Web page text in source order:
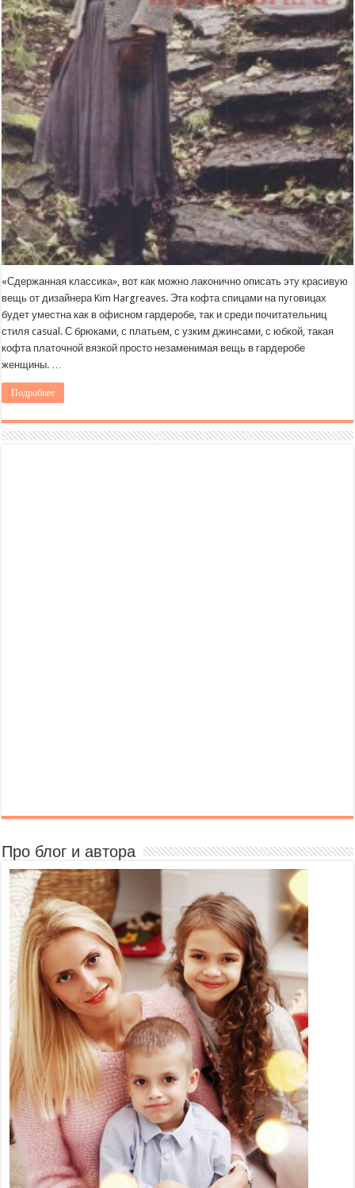
«Сдержанная классика», вот как можно лаконично описать эту красивую
вещь от дизайнера Kim Hargreaves. Эта кофта спицами на пуговицах
будет уместна как в офисном гардеробе, так и среди почитательниц
стиля casual. С брюками, с платьем, с узким джинсами, с юбкой, такая
кофта платочной вязкой просто незаменимая вещь в гардеробе
женщины. …
Подробнее
Про блог и автора